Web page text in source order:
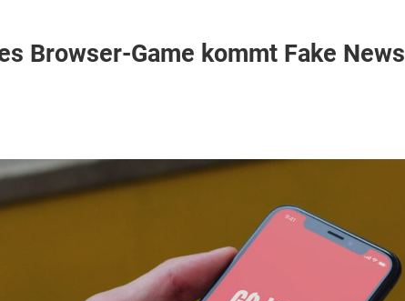
Browser-Game kommt Fake News